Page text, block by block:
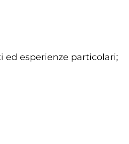
ed esperienze particolari;